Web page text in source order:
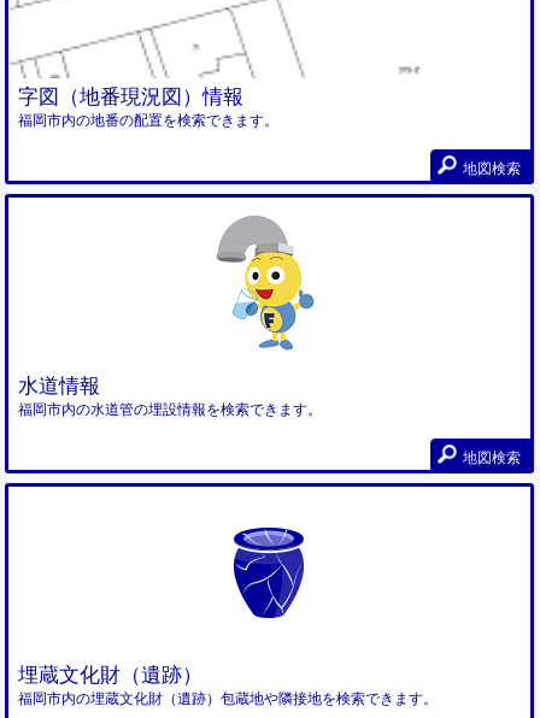
字図（地番現況図）情報
福岡市内の地番の配置を検索できます。
地図検索
水道情報
福岡市内の水道管の埋設情報を検索できます。
地図検索
埋蔵文化財（遺跡）
福岡市内の埋蔵文化財（遺跡）包蔵地や隣接地を検索できます。